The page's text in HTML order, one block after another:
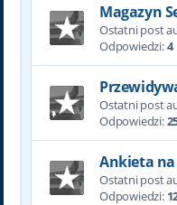
Magazyn
Ostatni post
Odpowiedzi:4
Ostatni post
Odpowiedzi:
Ankieta
Ostatni post
Odpowiedzi: